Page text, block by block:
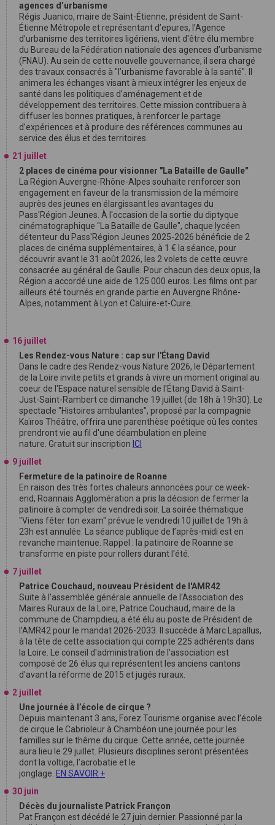
agences d’urbanisme
Régis Juanico, maire de Saint-Étienne, président de Saint-
Étienne Métropole et représentant d’epures, l’Agence
d’urbanisme des territoires ligériens, vient d'être élu membre
du Bureau de la Fédération nationale des agences d’urbanisme
(FNAU). Au sein de cette nouvelle gouvernance, il sera chargé
des travaux consacrés à "l’urbanisme favorable à la santé". Il
animera les échanges visant à mieux intégrer les enjeux de
santé dans les politiques d’aménagement et de
développement des territoires. Cette mission contribuera à
diffuser les bonnes pratiques, à renforcer le partage
d’expériences et à produire des références communes au
service des élus et des territoires.
21 juillet
2 places de cinéma pour visionner "La Bataille de Gaulle"
La Région Auvergne-Rhône-Alpes souhaite renforcer son
engagement en faveur de la transmission de la mémoire
auprès des jeunes en élargissant les avantages du
Pass'Région Jeunes. À l'occasion de la sortie du diptyque
cinématographique "La Bataille de Gaulle", chaque lycéen
détenteur du Pass'Région Jeunes 2025-2026 bénéficie de 2
places de cinéma supplémentaires, à 1 € la séance, pour
découvrir avant le 31 août 2026, les 2 volets de cette œuvre
consacrée au général de Gaulle. Pour chacun des deux opus, la
Région a accordé une aide de 125 000 euros. Les films ont par
ailleurs été tournés en grande partie en Auvergne Rhône-
Alpes, notamment à Lyon et Caluire-et-Cuire.
16 juillet
Les Rendez-vous Nature : cap sur l'Étang David
Dans le cadre des Rendez-vous Nature 2026, le Département
de la Loire invite petits et grands à vivre un moment original au
coeur de l'Espace naturel sensible de l'Étang David à Saint-
Just-Saint-Rambert ce dimanche 19 juillet (de 18h à 19h30). Le
spectacle "Histoires ambulantes", proposé par la compagnie
Kaïros Théâtre, offrira une parenthèse poétique où les contes
prendront vie au fil d'une déambulation en pleine
nature. Gratuit sur inscription ICI
9 juillet
Fermeture de la patinoire de Roanne
En raison des très fortes chaleurs annoncées pour ce week-
end, Roannais Agglomération a pris la décision de fermer la
patinoire à compter de vendredi soir. La soirée thématique
"Viens fêter ton exam" prévue le vendredi 10 juillet de 19h à
23h est annulée. La séance publique de l’après-midi est en
revanche maintenue. Rappel : la patinoire de Roanne se
transforme en piste pour rollers durant l'été.
7 juillet
Patrice Couchaud, nouveau Président de l'AMR42
Suite à l'assemblée générale annuelle de l'Association des
Maires Ruraux de la Loire, Patrice Couchaud, maire de la
commune de Champdieu, a été élu au poste de Président de
l'AMR42 pour le mandat 2026-2033. Il succède à Marc Lapallus,
à la tête de cette association qui compte 225 adhérents dans
la Loire. Le conseil d'administration de l'association est
composé de 26 élus qui représentent les anciens cantons
d'avant la réforme de 2015 et jugés ruraux.
2 juillet
Une journée à l’école de cirque ?
Depuis maintenant 3 ans, Forez Tourisme organise avec l’école
de cirque le Cabrioleur à Chambéon une journée pour les
familles sur le thême du cirque. Cette année, cette journée
aura lieu le 29 juillet. Plusieurs disciplines seront présentées
dont la voltige, l’acrobatie et le
jonglage. EN SAVOIR +
30 juin
Décès du journaliste Patrick Françon
Pat Françon est décédé le 27 juin dernier. Passionné par la